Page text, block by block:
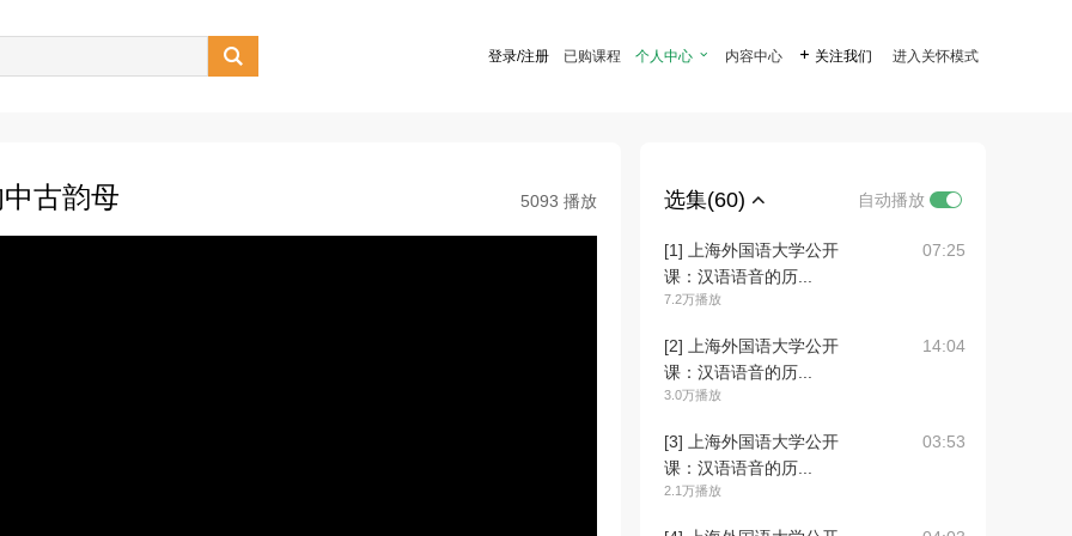
 登录/注册 已购课程 个人中心  内容中心  关注我们 进入关怀模式
古韵母 5093 播放 选集(60) 自动播放
[1] 上海外国语大学公开
课：汉语语音的历...
7.2万播放
07:25
[2] 上海外国语大学公开
课：汉语语音的历...
3.0万播放
14:04
[3] 上海外国语大学公开
课：汉语语音的历...
2.1万播放
03:53